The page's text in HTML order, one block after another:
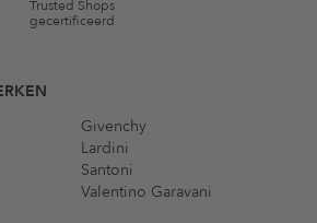
Trusted Shops
gecertificeerd
Givenchy
Lardini
Santoni
Valentino Garavani